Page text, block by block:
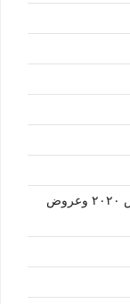
اخر اسعار ومواصفات ميكروباص تويوتا هاياس ٢٠٢٠ وعروض